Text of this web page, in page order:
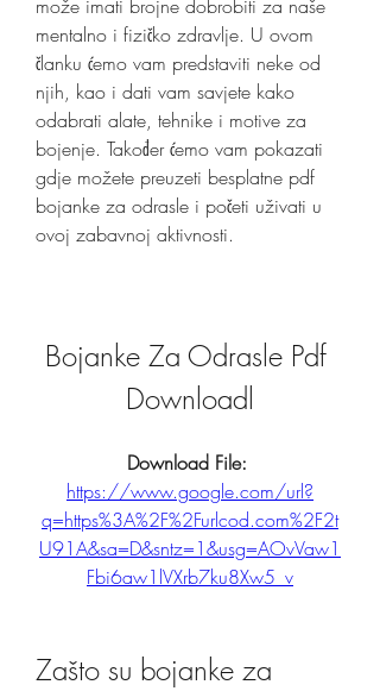
može imati brojne dobrobiti za naše
mentalno i fizičko zdravlje. U ovom
članku ćemo vam predstaviti neke od
njih, kao i dati vam savjete kako
odabrati alate, tehnike i motive za
bojenje. Također ćemo vam pokazati
gdje možete preuzeti besplatne pdf
bojanke za odrasle i početi uživati u
ovoj zabavnoj aktivnosti.
Bojanke Za Odrasle Pdf
Downloadl
https://www.google.com/url?
q=https%3A%2F%2Furlcod.com%2F2t
U91A&sa=D&sntz=1&usg=AOvVaw1
Fbi6aw1lVXrb7ku8Xw5_v
Zašto su bojanke za